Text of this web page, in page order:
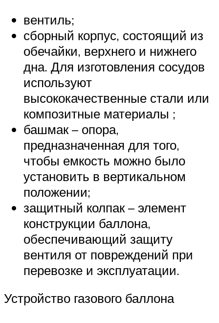
вентиль;
сборный корпус, состоящий из
обечайки, верхнего и нижнего
дна. Для изготовления сосудов
используют
высококачественные стали или
композитные материалы ;
башмак – опора,
предназначенная для того,
чтобы емкость можно было
установить в вертикальном
положении;
защитный колпак – элемент
конструкции баллона,
обеспечивающий защиту
вентиля от повреждений при
перевозке и эксплуатации.
Устройство газового баллона